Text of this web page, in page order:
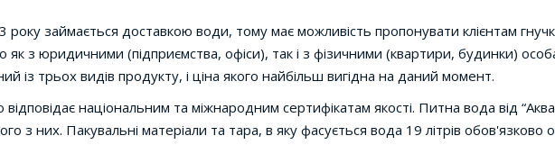
року займається доставкою води, тому має можливість пропонувати клієнтам
як з юридичними (підприємства, офіси), так і з фізичними (квартири, будинки)
із трьох видів продукту, і ціна якого найбільш вигідна на даний момент.
національним та міжнародним сертифікатам якості. Питна вода від
з них. Пакувальні матеріали та тара, в яку фасується вода 19 літрів обов'язково